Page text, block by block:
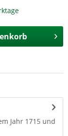
Jahr 1715 und